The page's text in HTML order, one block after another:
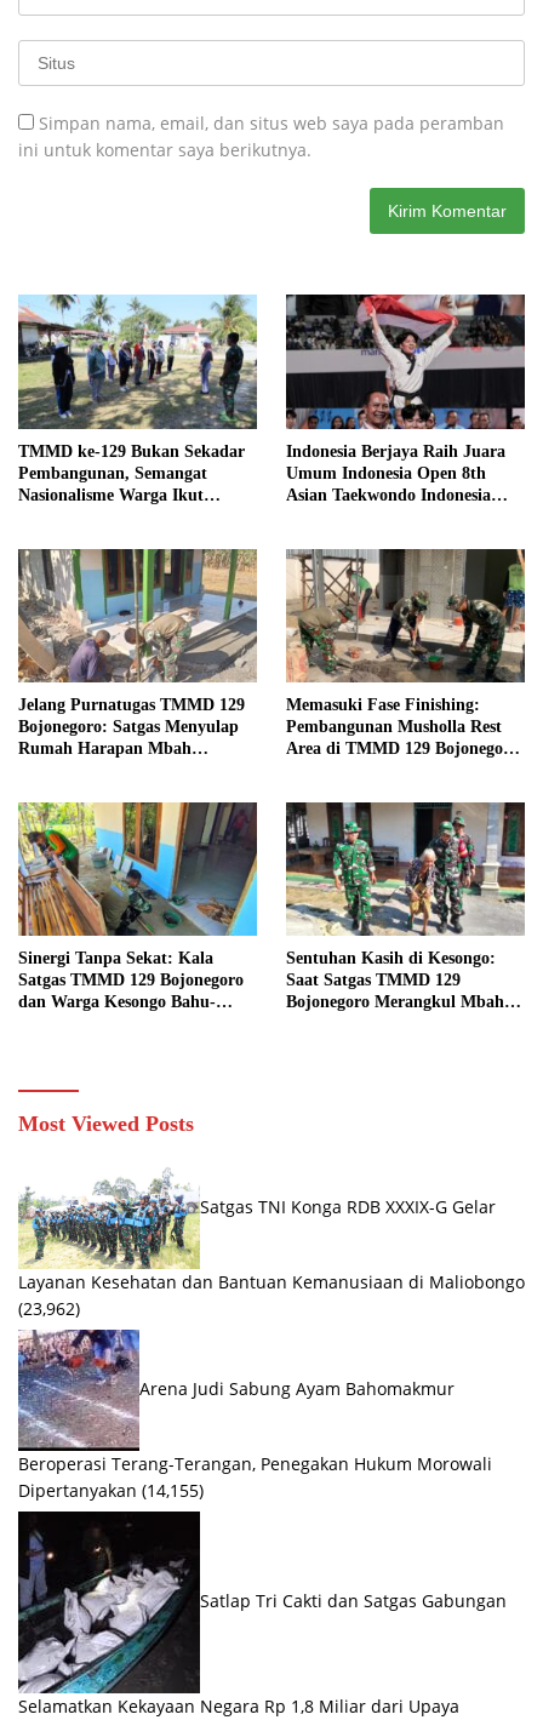
Simpan nama, email, dan situs web saya pada peramban
ini untuk komentar saya berikutnya.
TMMD ke-129 Bukan Sekadar
Pembangunan, Semangat
Nasionalisme Warga Ikut
Indonesia Berjaya Raih Juara
Umum Indonesia Open 8th
Asian Taekwondo Indonesia
Jelang Purnatugas TMMD 129
Bojonegoro: Satgas Menyulap
Rumah Harapan Mbah
Memasuki Fase Finishing:
Pembangunan Musholla Rest
Area di TMMD 129 Bojonegoro
Sinergi Tanpa Sekat: Kala
Satgas TMMD 129 Bojonegoro
dan Warga Kesongo Bahu-
Sentuhan Kasih di Kesongo:
Saat Satgas TMMD 129
Bojonegoro Merangkul Mbah
Most Viewed Posts
Satgas TNI Konga RDB XXXIX-G Gelar
Layanan Kesehatan dan Bantuan Kemanusiaan di Maliobongo
(23,962)
Arena Judi Sabung Ayam Bahomakmur
Beroperasi Terang-Terangan, Penegakan Hukum Morowali
Dipertanyakan (14,155)
Satlap Tri Cakti dan Satgas Gabungan
Selamatkan Kekayaan Negara Rp 1,8 Miliar dari Upaya